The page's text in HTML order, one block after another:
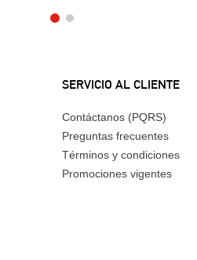
SERVICIO AL CLIENTE
Contáctanos (PQRS)
Preguntas frecuentes
Términos y condiciones
Promociones vigentes